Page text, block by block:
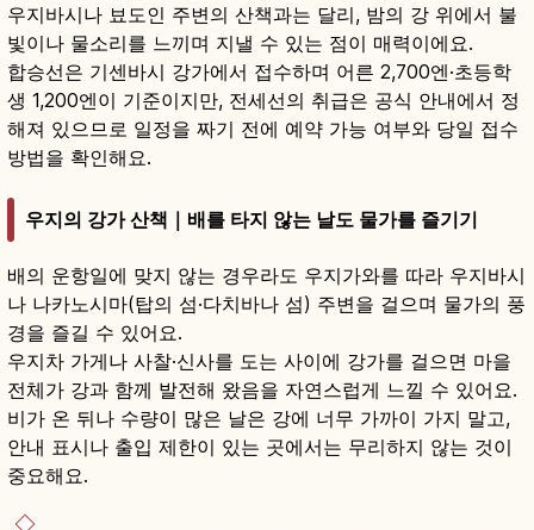
우지바시나 뵤도인 주변의 산책과는 달리, 밤의 강 위에서 불
빛이나 물소리를 느끼며 지낼 수 있는 점이 매력이에요.
합승선은 기센바시 강가에서 접수하며 어른 2,700엔·초등학
생 1,200엔이 기준이지만, 전세선의 취급은 공식 안내에서 정
해져 있으므로 일정을 짜기 전에 예약 가능 여부와 당일 접수
방법을 확인해요.
우지의 강가 산책｜배를 타지 않는 날도 물가를 즐기기
배의 운항일에 맞지 않는 경우라도 우지가와를 따라 우지바시
나 나카노시마(탑의 섬·다치바나 섬) 주변을 걸으며 물가의 풍
경을 즐길 수 있어요.
우지차 가게나 사찰·신사를 도는 사이에 강가를 걸으면 마을
전체가 강과 함께 발전해 왔음을 자연스럽게 느낄 수 있어요.
비가 온 뒤나 수량이 많은 날은 강에 너무 가까이 가지 말고,
안내 표시나 출입 제한이 있는 곳에서는 무리하지 않는 것이
중요해요.